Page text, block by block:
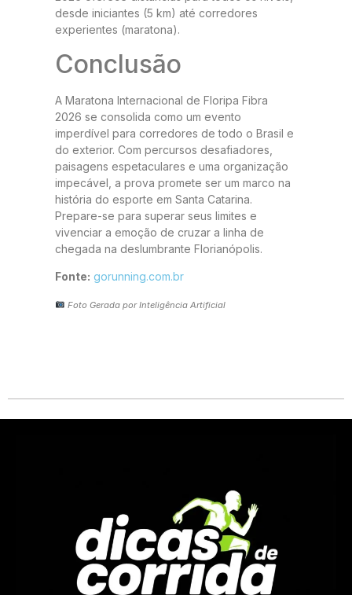
desde iniciantes (5 km) até corredores
experientes (maratona).
Conclusão
A Maratona Internacional de Floripa Fibra
2026 se consolida como um evento
imperdível para corredores de todo o Brasil e
do exterior. Com percursos desafiadores,
paisagens espetaculares e uma organização
impecável, a prova promete ser um marco na
história do esporte em Santa Catarina.
Prepare-se para superar seus limites e
vivenciar a emoção de cruzar a linha de
chegada na deslumbrante Florianópolis.
Fonte: gorunning.com.br
Foto Gerada por Inteligência Artificial